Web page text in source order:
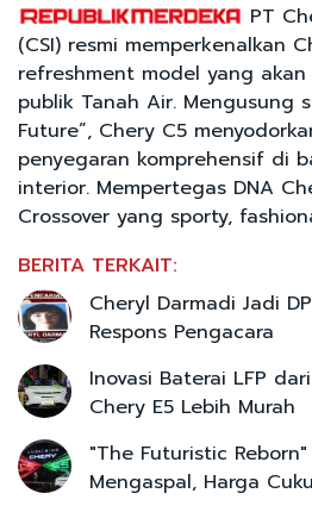
PT
(CSI) resmi memperkenalkan
refreshment model yang akan
publik Tanah Air. Mengusung
Future”, Chery C5
penyegaran komprehensif di
interior. Mempertegas DNA
Crossover yang sporty,
BERITA TERKAIT:
Cheryl Darmadi Jadi
Respons Pengacara
Inovasi Baterai LFP
Chery E5 Lebih Murah
"The Futuristic
Mengaspal, Harga